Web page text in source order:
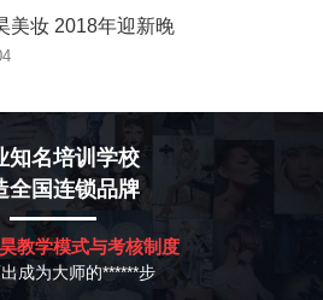
美妆 2018年迎新晚
知名培训学校
全国连锁品牌
教学模式与考核制度
成为大师的******步